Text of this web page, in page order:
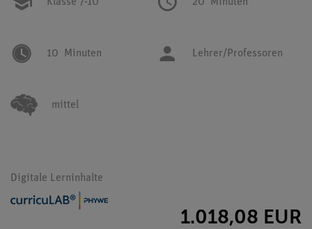
10 Minuten Lehrer/Professoren
mittel
Digitale Lerninhalte
1.018,08 EUR